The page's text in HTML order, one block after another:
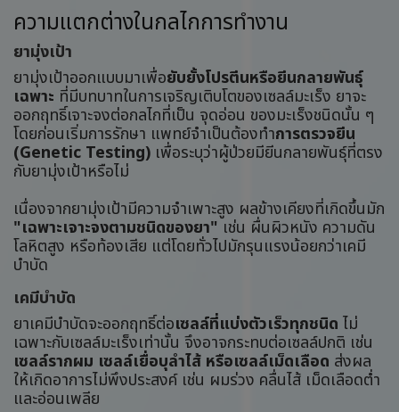
ความแตกต่างในกลไกการทำงาน
ยามุ่งเป้า
ยามุ่งเป้าออกแบบมาเพื่อยับยั้งโปรตีนหรือยีนกลายพันธุ์
เฉพาะ ที่มีบทบาทในการเจริญเติบโตของเซลล์มะเร็ง ยาจะ
ออกฤทธิ์เจาะจงต่อกลไกที่เป็น จุดอ่อน ของมะเร็งชนิดนั้น ๆ
โดยก่อนเริ่มการรักษา แพทย์จำเป็นต้องทำการตรวจยีน
(Genetic Testing) เพื่อระบุว่าผู้ป่วยมียีนกลายพันธุ์ที่ตรง
กับยามุ่งเป้าหรือไม่
เนื่องจากยามุ่งเป้ามีความจำเพาะสูง ผลข้างเคียงที่เกิดขึ้นมัก
"เฉพาะเจาะจงตามชนิดของยา" เช่น ผื่นผิวหนัง ความดัน
โลหิตสูง หรือท้องเสีย แต่โดยทั่วไปมักรุนแรงน้อยกว่าเคมี
บำบัด
เคมีบำบัด
ยาเคมีบำบัดจะออกฤทธิ์ต่อเซลล์ที่แบ่งตัวเร็วทุกชนิด ไม่
เฉพาะกับเซลล์มะเร็งเท่านั้น จึงอาจกระทบต่อเซลล์ปกติ เช่น
เซลล์รากผม เซลล์เยื่อบุลำไส้ หรือเซลล์เม็ดเลือด ส่งผล
ให้เกิดอาการไม่พึงประสงค์ เช่น ผมร่วง คลื่นไส้ เม็ดเลือดต่ำ
และอ่อนเพลีย